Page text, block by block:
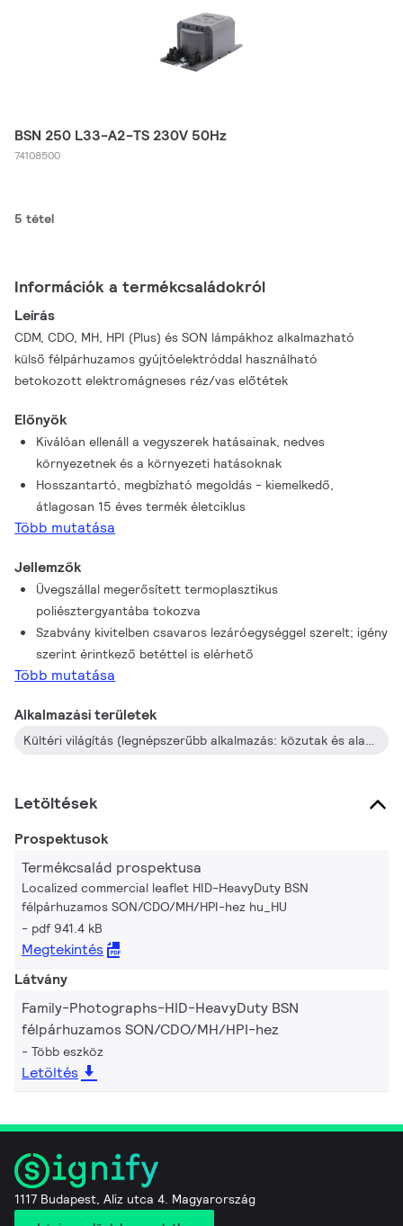
BSN 250 L33-A2-TS 230V 50Hz
74108500
5 tétel
Információk a termékcsaládokról
Leírás
CDM, CDO, MH, HPI (Plus) és SON lámpákhoz alkalmazható
külső félpárhuzamos gyújtóelektróddal használható
betokozott elektromágneses réz/vas előtétek
Előnyök
Kiválóan ellenáll a vegyszerek hatásainak, nedves
környezetnek és a környezeti hatásoknak
Hosszantartó, megbízható megoldás - kiemelkedő,
átlagosan 15 éves termék életciklus
Több mutatása
Jellemzők
Üvegszállal megerősített termoplasztikus
poliésztergyantába tokozva
Szabvány kivitelben csavaros lezáróegységgel szerelt; igény
szerint érintkező betéttel is elérhető
Több mutatása
Alkalmazási területek
Kültéri világítás (legnépszerűbb alkalmazás: közutak és alagutak megvilágítása)
Letöltések
Prospektusok
Termékcsalád prospektusa
Localized commercial leaflet HID-HeavyDuty BSN
félpárhuzamos SON/CDO/MH/HPI-hez hu_HU
pdf 941.4 kB
Megtekintés
Látvány
Family-Photographs-HID-HeavyDuty BSN
félpárhuzamos SON/CDO/MH/HPI-hez
Több eszköz
Letöltés
1117 Budapest, Aliz utca 4. Magyarország